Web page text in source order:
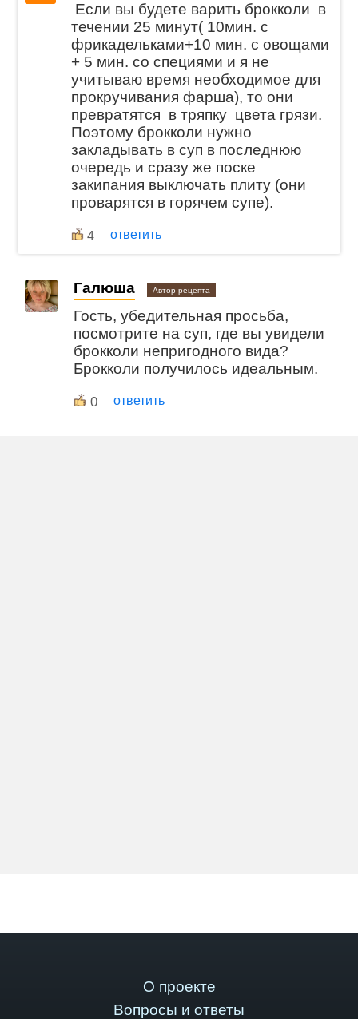
Если вы будете варить брокколи в
течении 25 минут( 10мин. с
фрикадельками+10 мин. с овощами
+ 5 мин. со специями и я не
учитываю время необходимое для
прокручивания фарша), то они
превратятся в тряпку цвета грязи.
Поэтому брокколи нужно
закладывать в суп в последнюю
очередь и сразу же поске
закипания выключать плиту (они
проварятся в горячем супе).
4 ответить
Галюша Автор рецепта
Гость, убедительная просьба,
посмотрите на суп, где вы увидели
брокколи непригодного вида?
Брокколи получилось идеальным.
0 ответить
О проекте
Вопросы и ответы